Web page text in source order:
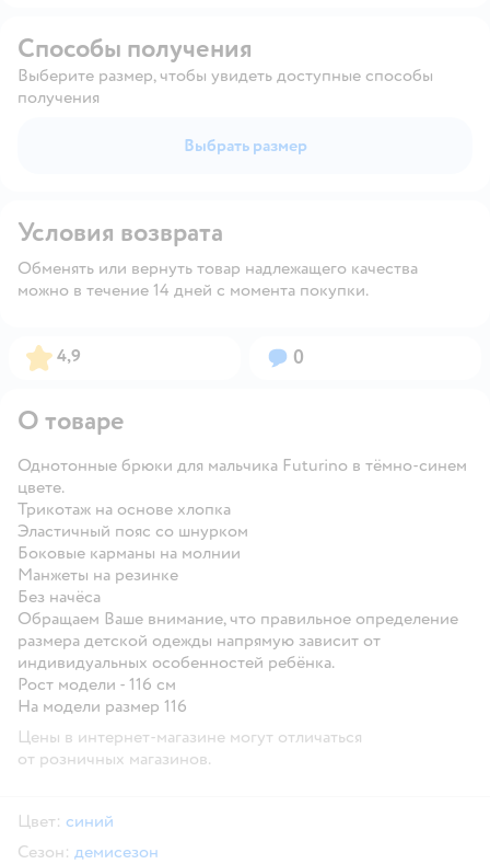
Способы получения
Выберите размер, чтобы увидеть доступные способы
получения
Выбрать размер
Условия возврата
Обменять или вернуть товар надлежащего качества
можно в течение 14 дней с момента покупки.
Рейтинг:
4,9 Вопросов:
0
О товаре
Однотонные брюки для мальчика Futurino в тёмно-синем
цвете.
Трикотаж на основе хлопка
Эластичный пояс со шнурком
Боковые карманы на молнии
Манжеты на резинке
Без начёса
Обращаем Ваше внимание, что правильное определение
размера детской одежды напрямую зависит от
индивидуальных особенностей ребёнка.
Рост модели - 116 см
На модели размер 116
Цены в интернет-магазине могут отличаться
от розничных магазинов.
Цвет: синий
Сезон: демисезон